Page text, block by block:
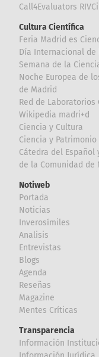
Call4Evaluators
Cultura Científica
Feria Madrid es
Día Internacional de
Semana de la
Noche Europea de
de Madrid
Red de Laboratorios
Wikipedia madri+d
Ciencia y Cultura
Ciencia y Patrimonio
Cátedra del
de la Comunidad de
Notiweb
Portada
Noticias
Inverosímiles
Analisis
Entrevistas
Blogs
Agenda
Reseñas
Magazine
Mentes Críticas
Transparencia
Información